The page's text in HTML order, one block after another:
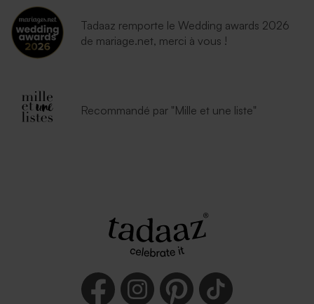
Tadaaz remporte le Wedding awards 2026
de mariage.net, merci à vous !
Recommandé par "Mille et une liste"